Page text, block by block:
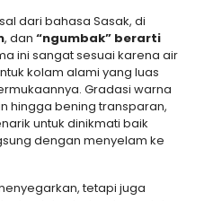
dari bahasa Sasak, di
, dan “ngumbak” berarti
ini sangat sesuai karena air
kolam alami yang luas
Gradasi warna
hingga bening transparan,
untuk dinikmati baik
dengan menyelam ke
tetapi juga